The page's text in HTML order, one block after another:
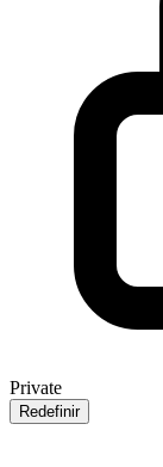
Private
Redefinir